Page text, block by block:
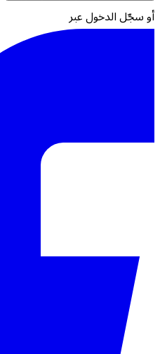
أو سجّل الدخول عبر